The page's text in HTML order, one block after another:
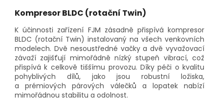
Kompresor BLDC (rotační Twin)
K účinnosti zařízení FJM zásadně přispívá kompresor
BLDC (rotační Twin) instalovaný na všech venkovních
modelech. Dvě nesoustředné vačky a dvě vyvažovací
závaží zajišťují mimořádně nízký stupeň vibrací, což
přispívá k celkově tiššímu provozu. Díky péči o kvalitu
pohyblivých dílů, jako jsou robustní ložiska,
a prémiových párových válečků a lopatek nabízí
mimořádnou stabilitu a odolnost.